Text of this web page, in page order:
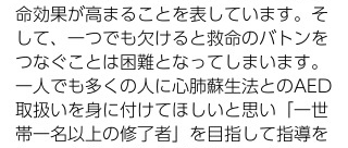
命効果が高まることを表しています。そ
して、一つでも欠けると救命のバトンを
つなぐことは困難となってしまいます。
一人でも多くの人に心肺蘇生法とのAED
取扱いを身に付けてほしいと思い「一世
帯一名以上の修了者」を目指して指導を